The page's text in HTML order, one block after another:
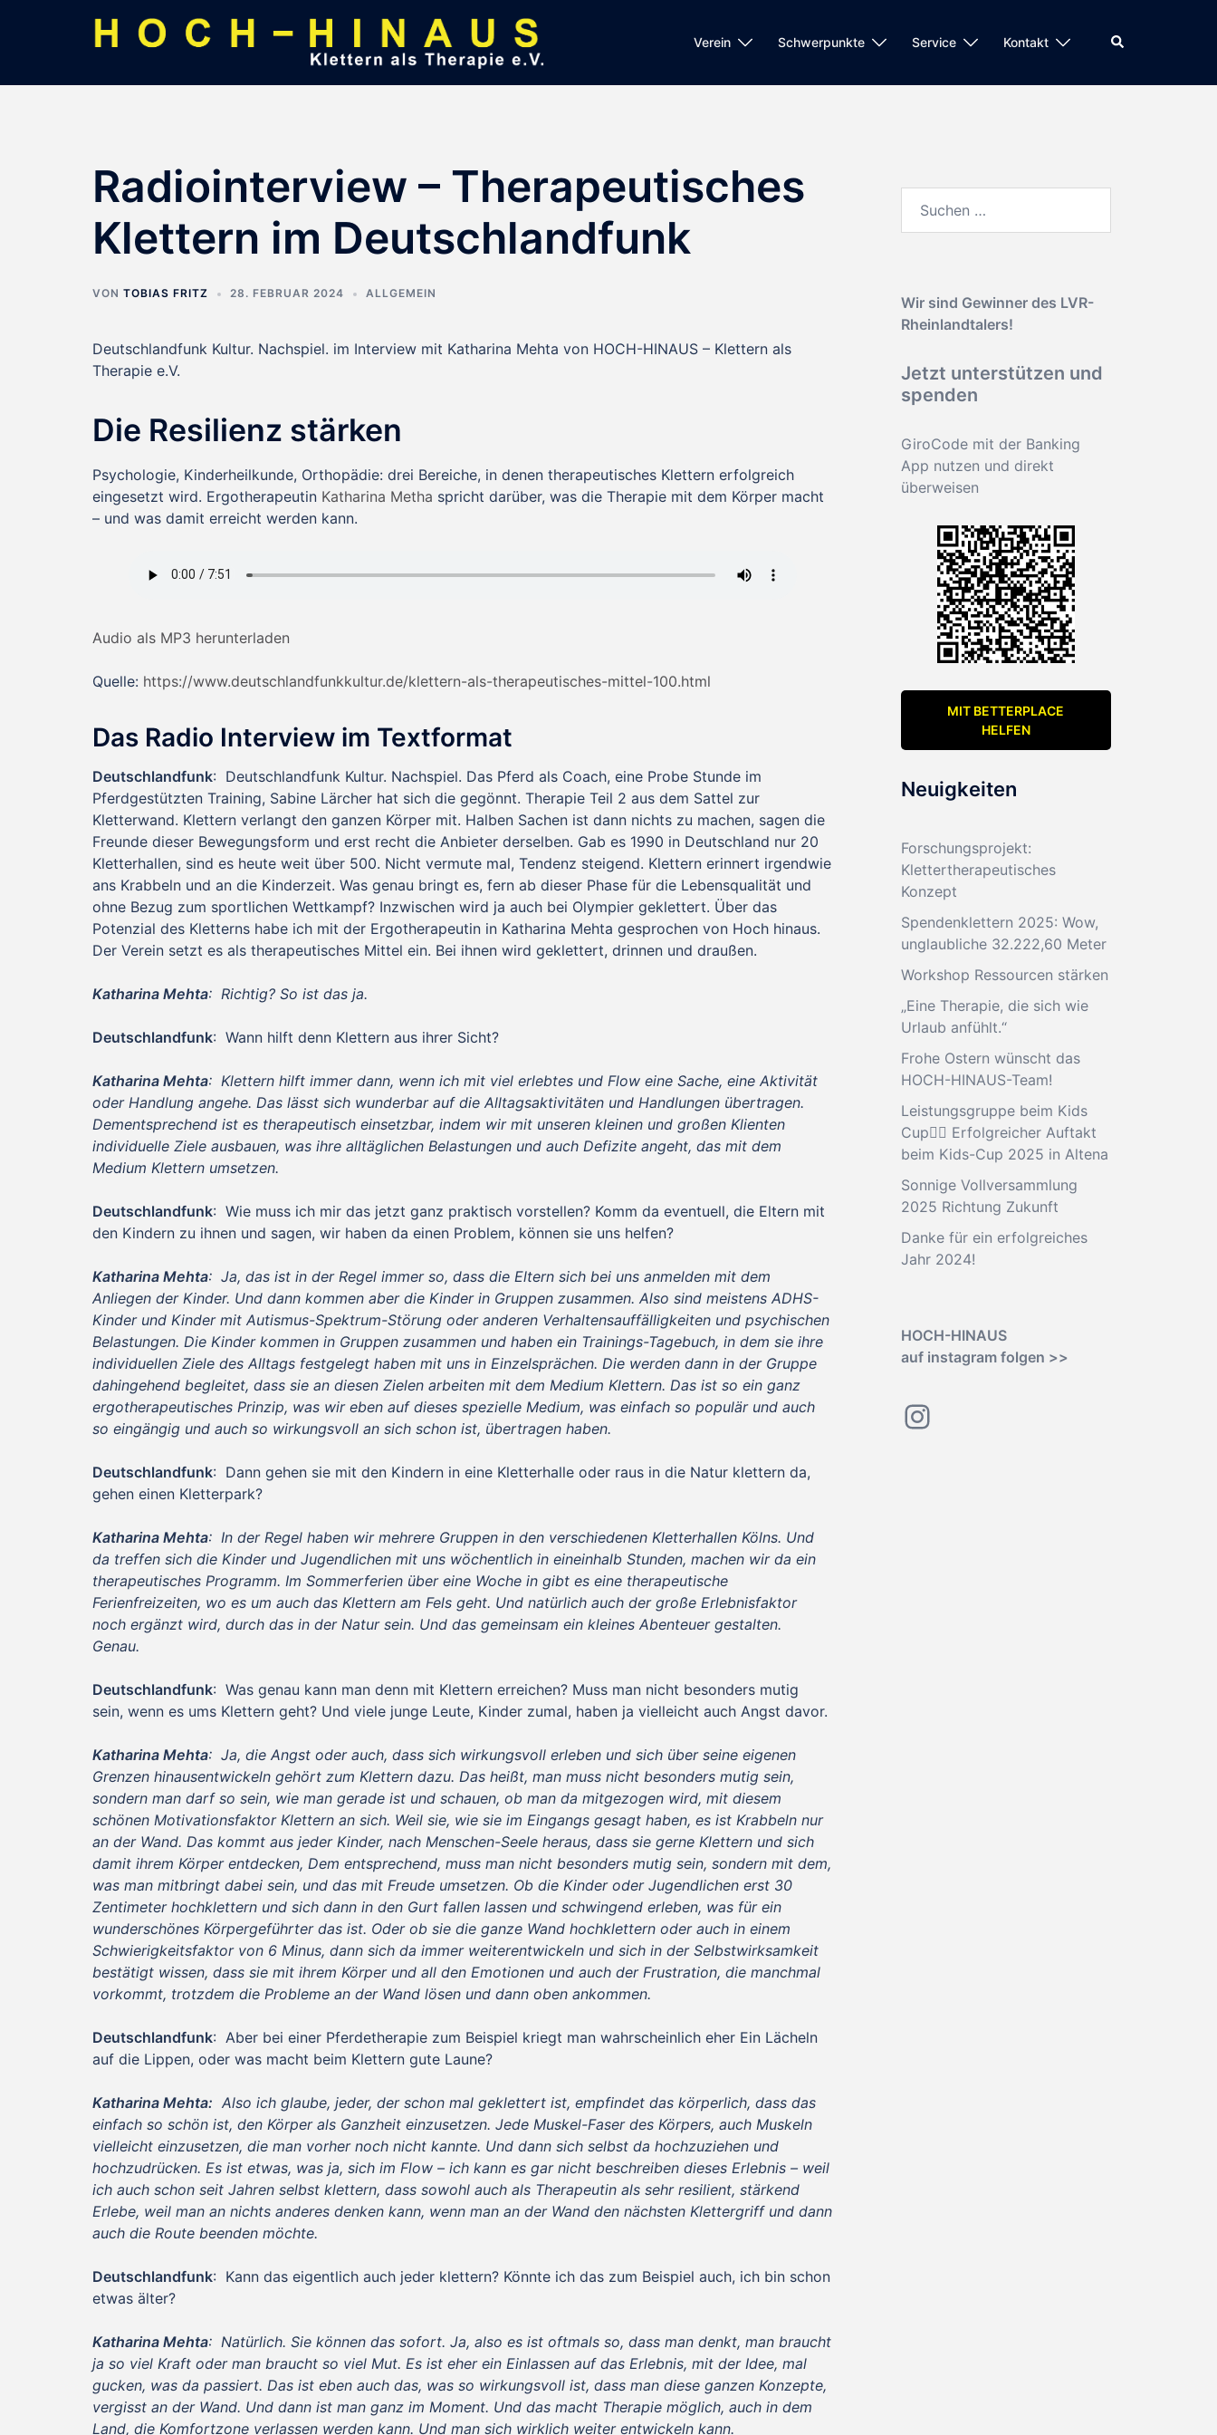
Verein Schwerpunkte Service Kontakt Suche
Radiointerview – Therapeutisches
Klettern im Deutschlandfunk
VON TOBIAS FRITZ 28. FEBRUAR 2024 ALLGEMEIN
Deutschlandfunk Kultur. Nachspiel. im Interview mit Katharina Mehta von HOCH-HINAUS – Klettern als
Therapie e.V.
Die Resilienz stärken
Psychologie, Kinderheilkunde, Orthopädie: drei Bereiche, in denen therapeutisches Klettern erfolgreich
eingesetzt wird. Ergotherapeutin Katharina Metha spricht darüber, was die Therapie mit dem Körper macht
– und was damit erreicht werden kann.
Audio als MP3 herunterladen
Quelle: https://www.deutschlandfunkkultur.de/klettern-als-therapeutisches-mittel-100.html
Das Radio Interview im Textformat
Deutschlandfunk: Deutschlandfunk Kultur. Nachspiel. Das Pferd als Coach, eine Probe Stunde im
Pferdgestützten Training, Sabine Lärcher hat sich die gegönnt. Therapie Teil 2 aus dem Sattel zur
Kletterwand. Klettern verlangt den ganzen Körper mit. Halben Sachen ist dann nichts zu machen, sagen die
Freunde dieser Bewegungsform und erst recht die Anbieter derselben. Gab es 1990 in Deutschland nur 20
Kletterhallen, sind es heute weit über 500. Nicht vermute mal, Tendenz steigend. Klettern erinnert irgendwie
ans Krabbeln und an die Kinderzeit. Was genau bringt es, fern ab dieser Phase für die Lebensqualität und
ohne Bezug zum sportlichen Wettkampf? Inzwischen wird ja auch bei Olympier geklettert. Über das
Potenzial des Kletterns habe ich mit der Ergotherapeutin in Katharina Mehta gesprochen von Hoch hinaus.
Der Verein setzt es als therapeutisches Mittel ein. Bei ihnen wird geklettert, drinnen und draußen.
Katharina Mehta: Richtig? So ist das ja.
Deutschlandfunk: Wann hilft denn Klettern aus ihrer Sicht?
Katharina Mehta: Klettern hilft immer dann, wenn ich mit viel erlebtes und Flow eine Sache, eine Aktivität
oder Handlung angehe. Das lässt sich wunderbar auf die Alltagsaktivitäten und Handlungen übertragen.
Dementsprechend ist es therapeutisch einsetzbar, indem wir mit unseren kleinen und großen Klienten
individuelle Ziele ausbauen, was ihre alltäglichen Belastungen und auch Defizite angeht, das mit dem
Medium Klettern umsetzen.
Deutschlandfunk: Wie muss ich mir das jetzt ganz praktisch vorstellen? Komm da eventuell, die Eltern mit
den Kindern zu ihnen und sagen, wir haben da einen Problem, können sie uns helfen?
Katharina Mehta: Ja, das ist in der Regel immer so, dass die Eltern sich bei uns anmelden mit dem
Anliegen der Kinder. Und dann kommen aber die Kinder in Gruppen zusammen. Also sind meistens ADHS-
Kinder und Kinder mit Autismus-Spektrum-Störung oder anderen Verhaltensauffälligkeiten und psychischen
Belastungen. Die Kinder kommen in Gruppen zusammen und haben ein Trainings-Tagebuch, in dem sie ihre
individuellen Ziele des Alltags festgelegt haben mit uns in Einzelsprächen. Die werden dann in der Gruppe
dahingehend begleitet, dass sie an diesen Zielen arbeiten mit dem Medium Klettern. Das ist so ein ganz
ergotherapeutisches Prinzip, was wir eben auf dieses spezielle Medium, was einfach so populär und auch
so eingängig und auch so wirkungsvoll an sich schon ist, übertragen haben.
Deutschlandfunk: Dann gehen sie mit den Kindern in eine Kletterhalle oder raus in die Natur klettern da,
gehen einen Kletterpark?
Katharina Mehta: In der Regel haben wir mehrere Gruppen in den verschiedenen Kletterhallen Kölns. Und
da treffen sich die Kinder und Jugendlichen mit uns wöchentlich in eineinhalb Stunden, machen wir da ein
therapeutisches Programm. Im Sommerferien über eine Woche in gibt es eine therapeutische
Ferienfreizeiten, wo es um auch das Klettern am Fels geht. Und natürlich auch der große Erlebnisfaktor
noch ergänzt wird, durch das in der Natur sein. Und das gemeinsam ein kleines Abenteuer gestalten.
Genau.
Deutschlandfunk: Was genau kann man denn mit Klettern erreichen? Muss man nicht besonders mutig
sein, wenn es ums Klettern geht? Und viele junge Leute, Kinder zumal, haben ja vielleicht auch Angst davor.
Katharina Mehta: Ja, die Angst oder auch, dass sich wirkungsvoll erleben und sich über seine eigenen
Grenzen hinausentwickeln gehört zum Klettern dazu. Das heißt, man muss nicht besonders mutig sein,
sondern man darf so sein, wie man gerade ist und schauen, ob man da mitgezogen wird, mit diesem
schönen Motivationsfaktor Klettern an sich. Weil sie, wie sie im Eingangs gesagt haben, es ist Krabbeln nur
an der Wand. Das kommt aus jeder Kinder, nach Menschen-Seele heraus, dass sie gerne Klettern und sich
damit ihrem Körper entdecken, Dem entsprechend, muss man nicht besonders mutig sein, sondern mit dem,
was man mitbringt dabei sein, und das mit Freude umsetzen. Ob die Kinder oder Jugendlichen erst 30
Zentimeter hochklettern und sich dann in den Gurt fallen lassen und schwingend erleben, was für ein
wunderschönes Körpergeführter das ist. Oder ob sie die ganze Wand hochklettern oder auch in einem
Schwierigkeitsfaktor von 6 Minus, dann sich da immer weiterentwickeln und sich in der Selbstwirksamkeit
bestätigt wissen, dass sie mit ihrem Körper und all den Emotionen und auch der Frustration, die manchmal
vorkommt, trotzdem die Probleme an der Wand lösen und dann oben ankommen.
Deutschlandfunk: Aber bei einer Pferdetherapie zum Beispiel kriegt man wahrscheinlich eher Ein Lächeln
auf die Lippen, oder was macht beim Klettern gute Laune?
Katharina Mehta: Also ich glaube, jeder, der schon mal geklettert ist, empfindet das körperlich, dass das
einfach so schön ist, den Körper als Ganzheit einzusetzen. Jede Muskel-Faser des Körpers, auch Muskeln
vielleicht einzusetzen, die man vorher noch nicht kannte. Und dann sich selbst da hochzuziehen und
hochzudrücken. Es ist etwas, was ja, sich im Flow – ich kann es gar nicht beschreiben dieses Erlebnis – weil
ich auch schon seit Jahren selbst klettern, dass sowohl auch als Therapeutin als sehr resilient, stärkend
Erlebe, weil man an nichts anderes denken kann, wenn man an der Wand den nächsten Klettergriff und dann
auch die Route beenden möchte.
Deutschlandfunk: Kann das eigentlich auch jeder klettern? Könnte ich das zum Beispiel auch, ich bin schon
etwas älter?
Katharina Mehta: Natürlich. Sie können das sofort. Ja, also es ist oftmals so, dass man denkt, man braucht
ja so viel Kraft oder man braucht so viel Mut. Es ist eher ein Einlassen auf das Erlebnis, mit der Idee, mal
gucken, was da passiert. Das ist eben auch das, was so wirkungsvoll ist, dass man diese ganzen Konzepte,
vergisst an der Wand. Und dann ist man ganz im Moment. Und das macht Therapie möglich, auch in dem
Land, die Komfortzone verlassen werden kann. Und man sich wirklich weiter entwickeln kann.
nach:
Wir sind Gewinner des LVR-
Rheinlandtalers!
Jetzt unterstützen und
spenden
GiroCode mit der Banking
App nutzen und direkt
überweisen
MIT BETTERPLACE
HELFEN
Neuigkeiten
Forschungsprojekt:
Klettertherapeutisches
Konzept
Spendenklettern 2025: Wow,
unglaubliche 32.222,60 Meter
Workshop Ressourcen stärken
„Eine Therapie, die sich wie
Urlaub anfühlt.“
Frohe Ostern wünscht das
HOCH-HINAUS-Team!
Leistungsgruppe beim Kids
Cup🧗‍♂️ Erfolgreicher Auftakt
beim Kids-Cup 2025 in Altena
Sonnige Vollversammlung
2025 Richtung Zukunft
Danke für ein erfolgreiches
Jahr 2024!
HOCH-HINAUS
auf instagram folgen >>
Instagram